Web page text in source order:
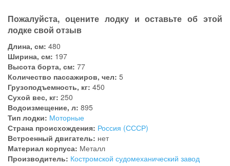
Пожалуйста, оцените лодку и оставьте об этой
лодке свой отзыв
Длина, см: 480
Ширина, см: 197
Высота борта, см: 77
Количество пассажиров, чел: 5
Грузоподъемность, кг: 450
Сухой вес, кг: 250
Водоизмещение, л: 895
Тип лодки: Моторные
Страна происхождения: Россия (СССР)
Встроенный двигатель: нет
Материал корпуса: Металл
Производитель: Костромской судомеханический завод